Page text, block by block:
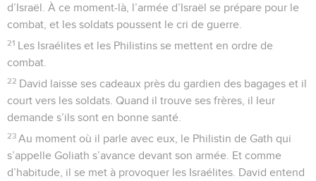
d’Israël. À ce moment-là, l’armée d’Israël se prépare pour le
combat, et les soldats poussent le cri de guerre.
21 Les Israélites et les Philistins se mettent en ordre de
combat.
22 David laisse ses cadeaux près du gardien des bagages et il
court vers les soldats. Quand il trouve ses frères, il leur
demande s’ils sont en bonne santé.
23 Au moment où il parle avec eux, le Philistin de Gath qui
s’appelle Goliath s’avance devant son armée. Et comme
d’habitude, il se met à provoquer les Israélites. David entend